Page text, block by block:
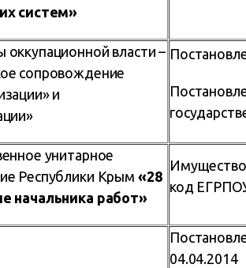
систем»
власти –
сопровождение
и
унитарное
Республики Крым «28
начальника работ»
код
04.04.2014